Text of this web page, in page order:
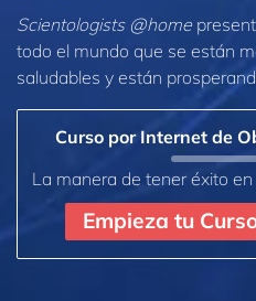
Scientologists @home
todo el mundo que se están
saludables y están
Curso por Internet de
La manera de tener éxito
Empieza tu